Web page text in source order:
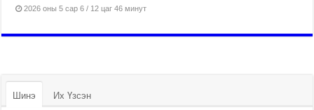
2026 оны 5 сар 6 / 12 цаг 46 минут
Шинэ Их Үзсэн